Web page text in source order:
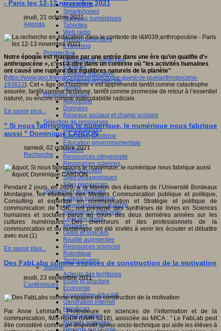
Podcasting
Smartphones
Tableaux numériques
Tablettes
Web radio
Webdocumentaire
eTwinning
Prospective
Ecosystème numérique
Espaces
Politique éducative
Scénarios prospectifs
Temps
Réseaux sociaux
Algorithme
Données
Réseaux sociaux et champ scolaire
Sélection de ressources
Bibliographies
Education artistique
Education environnementale
Histoire
Ressources citoyenneté
Ressources sciences
Sites éducatifs
Sites pédagogiques
Sites ressources
Sciences et techniques
Culture scientifique
Développement durable
Intelligence artificielle
Logiciels libres
Métavers
Outils et logiciels
Réalité augmentée
Ressources sciences
Robotique
Technologies
Société
Acteurs des territoires
Ecole et structure
Economie
Ecosystème éducatif
Génération internet
Handicap
Mondialisation
Normes scolaires
Regards sur l’Ecole
- Paris les 12-13 novembre 2021
jeudi, 21 octobre 2021
Agenda
Notre époque est marquée par une entrée dans une ère qu’on qualifie d’«
anthropocène », c’est-à-dire dans un contexte où "les activités humaines
ont causé une rupture des équilibres naturels de la planète"
(https://www.geo.fr/environnement/geologie-quest-ce-quelanthropocene-
193622). Cet « âge de l’homme » est appréhendé tantôt comme catastrophe
assurée, tantôt comme fantasme, tantôt comme promesse de retour à l’essentiel
naturel, ou encore comme indécidabilité radicale.
En savoir plus...
" Si nous fabriquons le numérique, le numérique nous fabrique
aussi " Dominique CARDON
samedi, 02 octobre 2021
Recherche
Pendant 2 jours, en 2020, à la Maison des étudiants de l’Université Bordeaux
Montaigne, les étudiants des Masters Communication publique et politique,
Consulting et expertise en communication et Stratégie et politique de
communication de l’ISIC, ont présenté des synthèses de livres en Sciences
humaines et sociales parus au cours des deux dernières années sur les
cultures numériques. Des chercheurs et des professionnels de la
communication et du numérique ont été invités à venir les écouter et débattre
avec eux.(1)
En savoir plus...
Des FabLabs comme espaces de construction de la motivation
jeudi, 23 septembre 2021
Conférences
Par Anne Lehmans, Professeure en sciences de l’information et de la
communication, IMS-RUDII (UMR 5218), associée au MICA : " Le FabLab peut
être considéré comme un dispositif sémio-socio-technique qui aide les élèves à